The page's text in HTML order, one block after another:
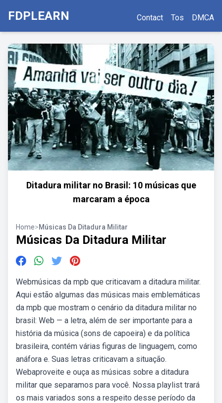
FDPLEARN Contact Tos DMCA
Ditadura militar no Brasil: 10 músicas que
marcaram a época
Home>Músicas Da Ditadura Militar
Músicas Da Ditadura Militar
Webmúsicas da mpb que criticavam a ditadura militar.
Aqui estão algumas das músicas mais emblemáticas
da mpb que mostram o cenário da ditadura militar no
brasil: Web — a letra, além de ser importante para a
história da música (sons de capoeira) e da política
brasileira, contém várias figuras de linguagem, como
anáfora e. Suas letras criticavam a situação.
Webaproveite e ouça as músicas sobre a ditadura
militar que separamos para você. Nossa playlist trará
os mais variados sons a respeito desse período da